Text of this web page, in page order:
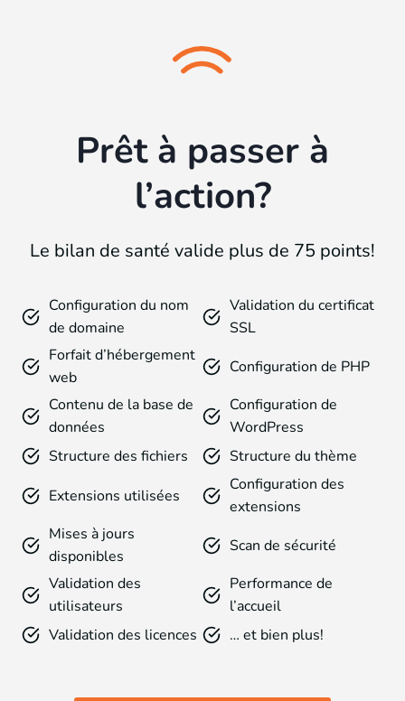
Prêt à passer à
l’action?
Le bilan de santé valide plus de 75 points!
Configuration du nom
de domaine
Validation du certificat
SSL
Forfait d’hébergement
web
Configuration de PHP
Contenu de la base de
données
Configuration de
WordPress
Structure des fichiers
Structure du thème
Extensions utilisées
Configuration des
extensions
Mises à jours
disponibles
Scan de sécurité
Validation des
utilisateurs
Performance de
l’accueil
Validation des licences
… et bien plus!